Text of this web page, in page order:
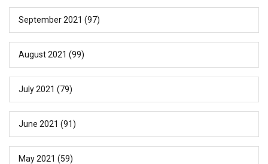
September 2021 (97)
August 2021 (99)
July 2021 (79)
June 2021 (91)
May 2021 (59)